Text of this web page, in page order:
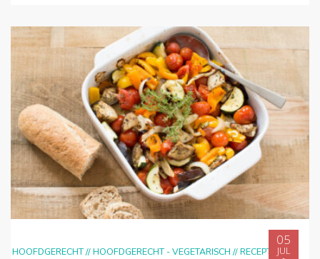
HOOFDGERECHT//HOOFDGERECHT - VEGETARISCH //RECEPTEN
05
JUL